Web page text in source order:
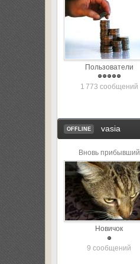
Пользователи
1 773 сообщений
OFFLINE vasia
Вновь прибывший
Новичок
9 сообщений